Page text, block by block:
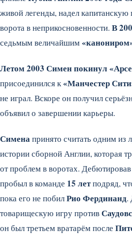
живой легенды, надел капитанскую
ворота в неприкосновенности. В
седьмым величайшим
Летом 2003 Симен покинул
присоединился к«Манчестер
не играл. Вскоре он получил
объявил о завершении карьеры.
Сименапринято считать одним из
истории сборной Англии, которая
от проблем в воротах. Дебютировав
пробыл в команде 15 летподряд,
пока его не побилРио Фердинанд.
товарищескую игру против
он был третьем вратарём после